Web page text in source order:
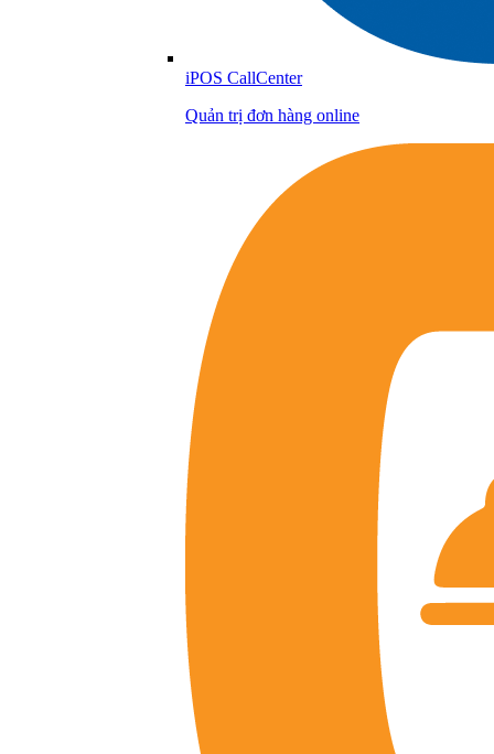
iPOS CallCenter
Quản trị đơn hàng online